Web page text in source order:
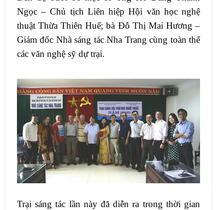
Ngọc – Chủ tịch Liên hiệp Hội văn học nghệ
thuật Thừa Thiên Huế; bà Đỗ Thị Mai Hương –
Giám đốc Nhà sáng tác Nha Trang cùng toàn thể
các văn nghệ sỹ dự trại.
Trại sáng tác lần này đã diễn ra trong thời gian